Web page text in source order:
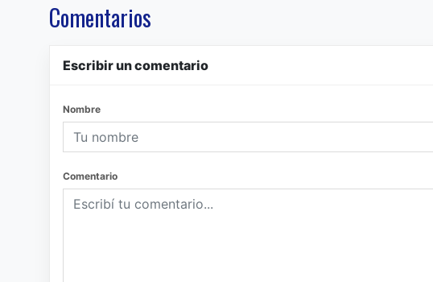
Comentarios
Escribir un comentario
Nombre
Comentario